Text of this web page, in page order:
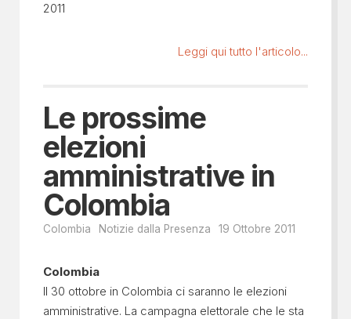
2011
Leggi qui tutto l'articolo...
Le prossime
elezioni
amministrative in
Colombia
Colombia Notizie dalla Presenza 19 Ottobre 2011
Colombia
Il 30 ottobre in Colombia ci saranno le elezioni
amministrative. La campagna elettorale che le sta